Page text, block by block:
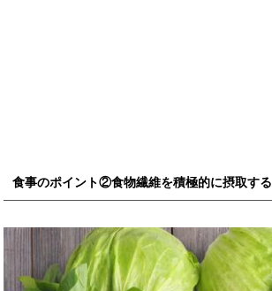
食事のポイント②食物繊維を積極的に摂取する